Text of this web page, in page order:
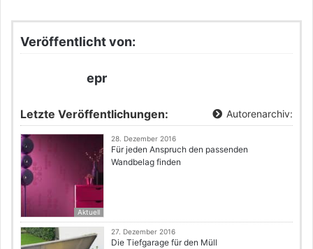
Veröffentlicht von:
epr
Letzte Veröffentlichungen: Autorenarchiv:
Aktuell
28. Dezember 2016
Für jeden Anspruch den passenden
Wandbelag finden
27. Dezember 2016
Die Tiefgarage für den Müll